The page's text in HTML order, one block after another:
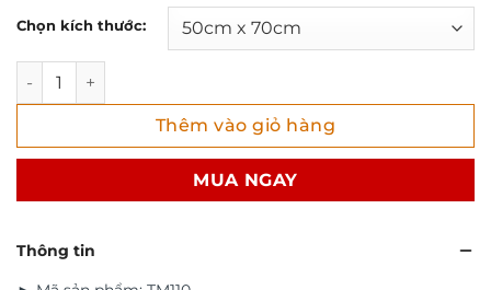
550.000 ₫
đến
1.550.000 ₫
Chọn kích thước:
Tranh treo tường bình hoa nghệ thuật hiệu ứng dát vàng
Thêm vào giỏ hàng
MUA NGAY
Thông tin